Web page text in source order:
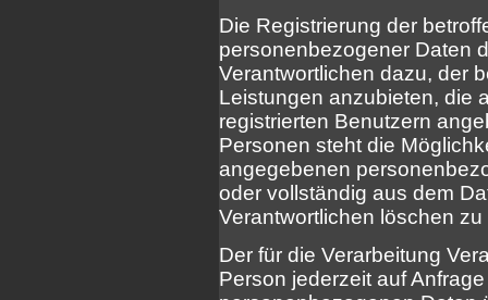
Die Registrierung der
personenbezogener Daten
Verantwortlichen dazu, der
Leistungen anzubieten, die
registrierten Benutzern
Personen steht die
angegebenen
oder vollständig aus dem
Verantwortlichen löschen
Der für die Verarbeitung
Person jederzeit auf